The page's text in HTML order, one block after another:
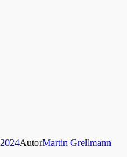
AutorMartin Grellmann